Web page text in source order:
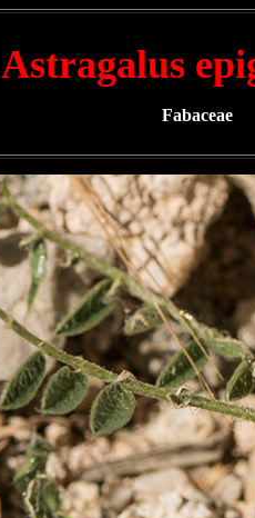
Astragalus
Fabaceae